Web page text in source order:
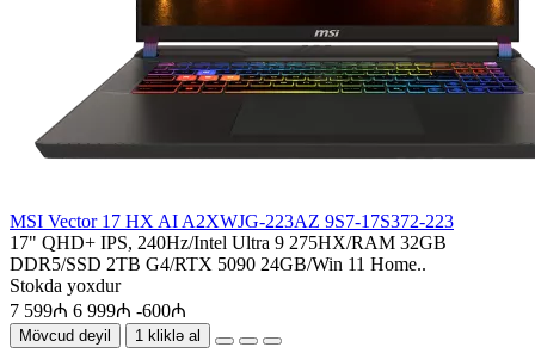
MSI Vector 17 HX AI A2XWJG-223AZ 9S7-17S372-223
17" QHD+ IPS, 240Hz/Intel Ultra 9 275HX/RAM 32GB
DDR5/SSD 2TB G4/RTX 5090 24GB/Win 11 Home..
Stokda yoxdur
7 599₼ 6 999₼ -600₼
Mövcud deyil 1 kliklə al